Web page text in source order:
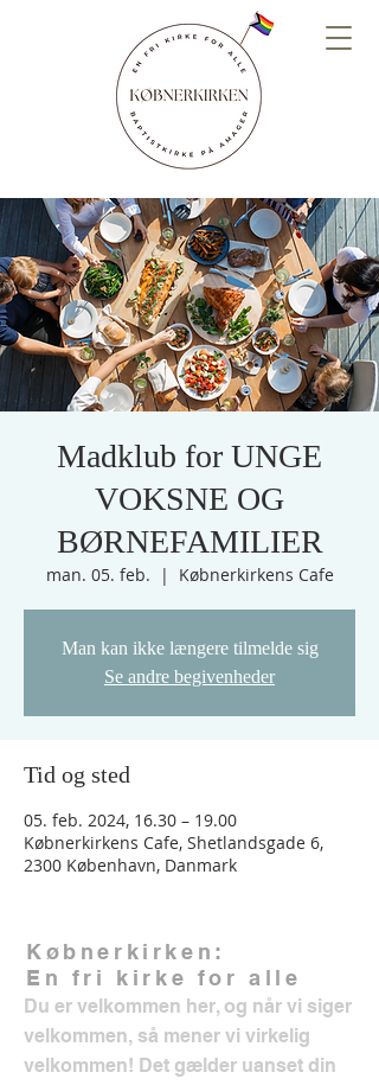
Madklub for UNGE
VOKSNE OG
BØRNEFAMILIER
man. 05. feb.
  |
Købnerkirkens Cafe
Man kan ikke længere tilmelde sig
Se andre begivenheder
Tid og sted
05. feb. 2024, 16.30 – 19.00
Købnerkirkens Cafe, Shetlandsgade 6,
2300 København, Danmark
Købnerkirken:
En fri kirke for alle
Du er velkommen her, og når vi siger
velkommen, så mener vi virkelig
velkommen! Det gælder uanset din